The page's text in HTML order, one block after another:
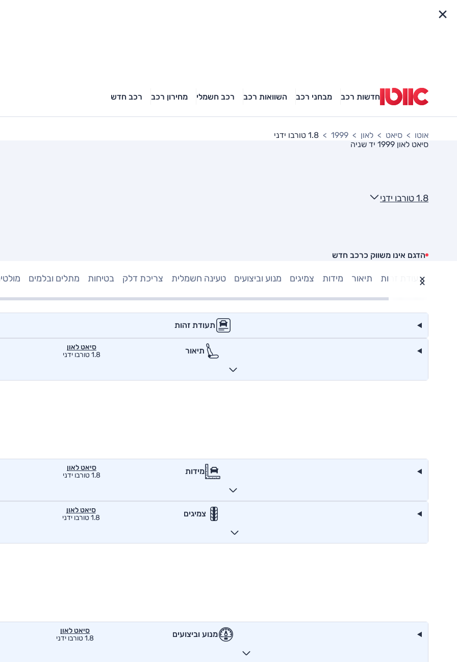
חדשות רכב מבחני רכב השוואות רכב רכב חשמלי מחירון רכב רכב חדש
אוטו סיאט לאון 1999
1.8 טורבו ידני
סיאט לאון 1999
יד שניה
1.8 טורבו ידני
הדגם אינו משווק כרכב חדש
תעודת זהות תיאור מידות צמיגים מנוע וביצועים טעינה חשמלית צריכת דלק בטיחות מתלים ובלמים
תעודת זהות
תיאור
סיאט לאון
1.8 טורבו ידני
מידות
סיאט לאון
1.8 טורבו ידני
צמיגים
סיאט לאון
1.8 טורבו ידני
מנוע וביצועים
סיאט לאון
1.8 טורבו ידני